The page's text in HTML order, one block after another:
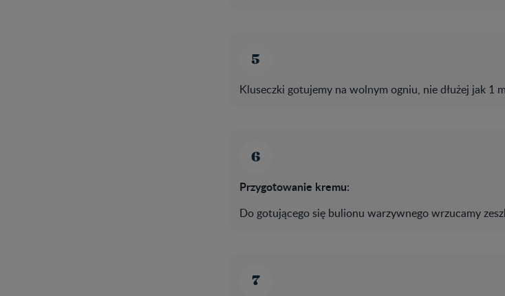
Kluseczki gotujemy na wolnym ogniu, nie dłużej jak 1
Przygotowanie kremu:
Do gotującego się bulionu warzywnego wrzucamy